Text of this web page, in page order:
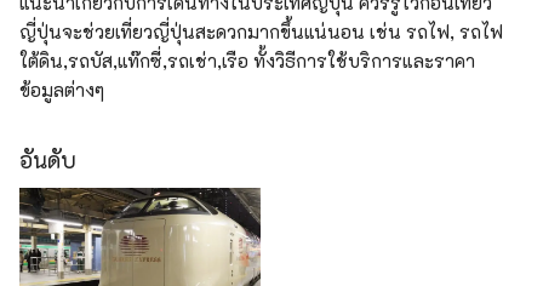
ญี่ปุ่นจะช่วยเที่ยวญี่ปุ่นสะดวกมากขึ้นแน่นอน เช่น รถไฟ, รถไฟ
ใต้ดิน,รถบัส,แท๊กซี่,รถเช่า,เรือ ทั้งวิธีการใช้บริการและราคา
ข้อมูลต่างๆ
อันดับ